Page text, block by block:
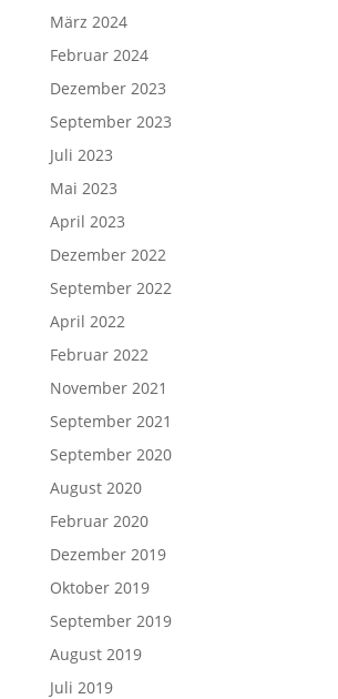
März 2024
Februar 2024
Dezember 2023
September 2023
Juli 2023
Mai 2023
April 2023
Dezember 2022
September 2022
April 2022
Februar 2022
November 2021
September 2021
September 2020
August 2020
Februar 2020
Dezember 2019
Oktober 2019
September 2019
August 2019
Juli 2019